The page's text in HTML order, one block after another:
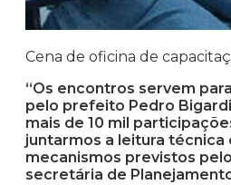
Cena de oficina de
“Os encontros servem
pelo prefeito Pedro
mais de 10 mil
juntarmos a leitura técnica
mecanismos previstos
secretária de